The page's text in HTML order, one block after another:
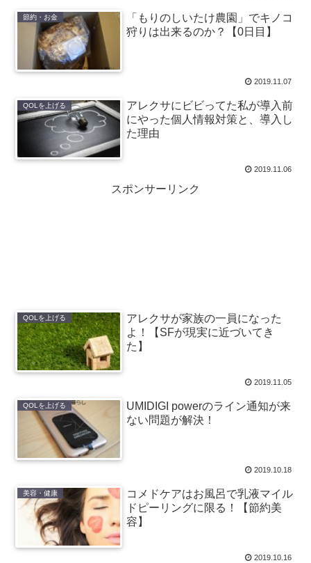
節約・お金
「もりのしいたけ農園」でキノコ
狩りは出来るのか？【0日目】
2019.11.07
QOLを上げる
アレクサにビビってた私が導入前
にやった個人情報対策と、導入し
た理由
2019.11.06
スポンサーリンク
QOLを上げる
アレクサが家族の一員になった
よ！【SFが現実に近づいてき
た】
2019.11.05
QOLを上げる
UMIDIGI powerのライン通知が来
ない問題が解決！
2019.10.18
美容・健康
コメドケアはお風呂で乳液マイル
ドピーリングに限る！【節約美
容】
2019.10.16